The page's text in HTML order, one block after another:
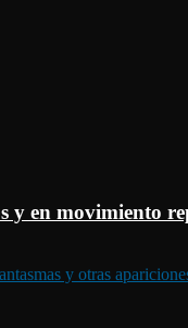
y en movimiento
y otras